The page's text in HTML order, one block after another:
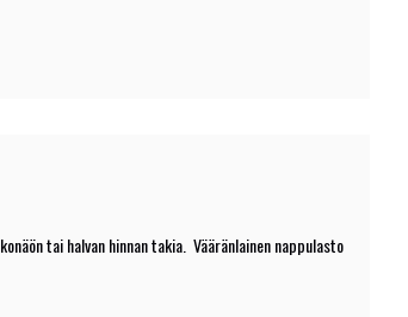
tai halvan hinnan takia. Vääränlainen nappulasto